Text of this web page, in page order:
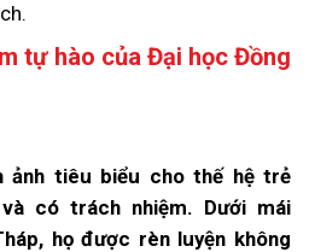
tự hào của Đại học Đồng
ảnh tiêu biểu cho thế hệ trẻ
có trách nhiệm. Dưới mái
họ được rèn luyện không